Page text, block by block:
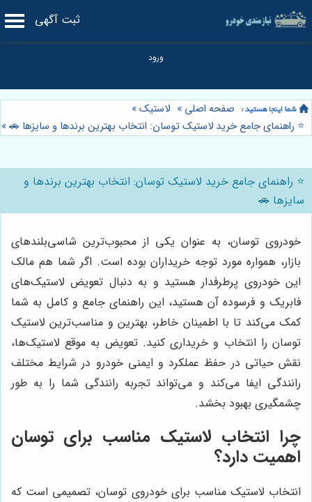
ثبت آگهی
صفحه اصلی » لاستیک»
⭐️ راهنمای جامع خرید لاستیک توسان: انتخاب بهترین برندها و سایزها 🚗»
⭐️ راهنمای جامع خرید لاستیک توسان: انتخاب بهترین برندها و
سایزها 🚗
خودروی توسان، به عنوان یکی از محبوب‌ترین شاسی‌بلندهای
بازار، همواره مورد توجه خریداران بوده است. اگر شما هم مالک
این خودروی پرطرفدار هستید و به دنبال تعویض لاستیک‌های
فابریک و فرسوده آن هستید، این راهنمای جامع و کامل به شما
کمک می‌کند تا با اطمینان خاطر، بهترین و مناسب‌ترین لاستیک
توسان را انتخاب و خریداری کنید. تعویض به موقع لاستیک‌ها،
نقش حیاتی در حفظ عملکرد و ایمنی خودرو در شرایط مختلف
رانندگی ایفا می‌کند و می‌تواند تجربه رانندگی شما را به طور
چشمگیری بهبود بخشد.
چرا انتخاب لاستیک مناسب برای توسان
اهمیت دارد؟
انتخاب لاستیک مناسب برای خودروی توسان، تصمیمی است که